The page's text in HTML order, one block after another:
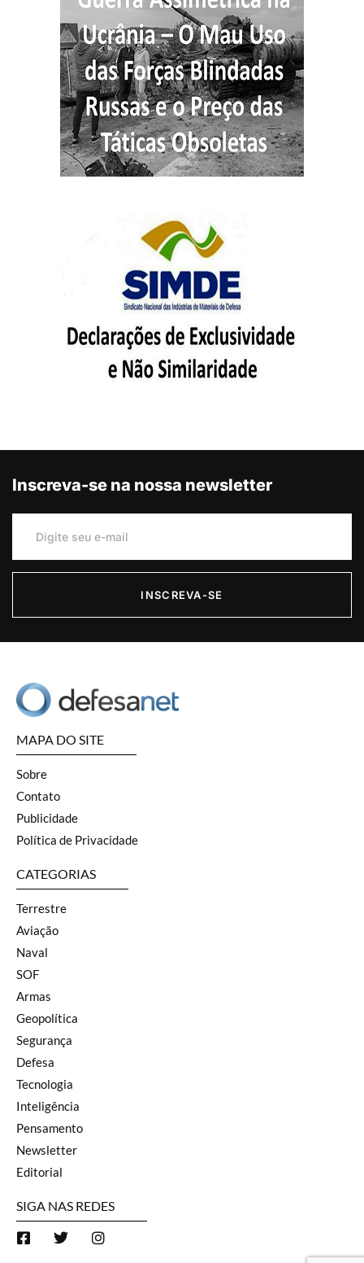
Inscreva-se na nossa newsletter
INSCREVA-SE
MAPA DO SITE
Sobre
Contato
Publicidade
Política de Privacidade
CATEGORIAS
Terrestre
Aviação
Naval
SOF
Armas
Geopolítica
Segurança
Defesa
Tecnologia
Inteligência
Pensamento
Newsletter
Editorial
SIGA NAS REDES